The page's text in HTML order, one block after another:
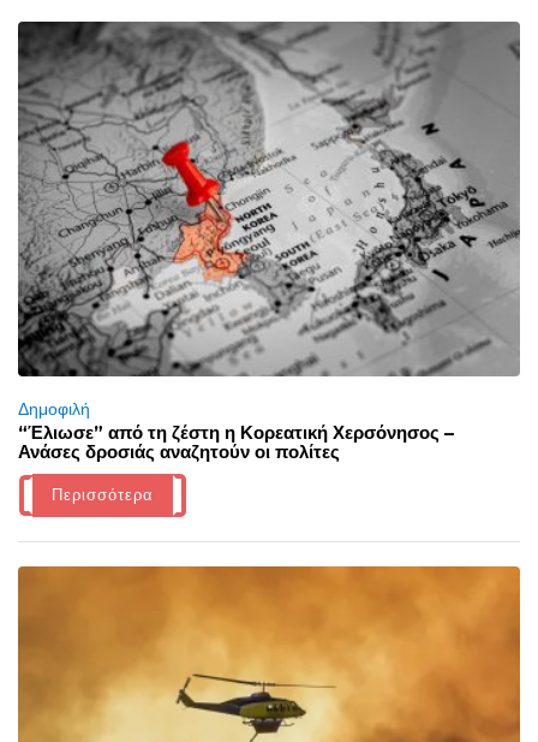
Δημοφιλή
“Έλιωσε” από τη ζέστη η Κορεατική Χερσόνησος –
Ανάσες δροσιάς αναζητούν οι πολίτες
Περισσότερα